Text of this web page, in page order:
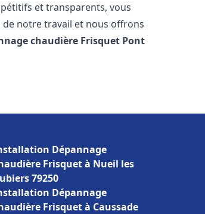
et transparents, vous
de notre travail et nous offrons
chaudière Frisquet Pont
Dépannage
Frisquet à Nueil les
79250
Dépannage
Frisquet à Caussade